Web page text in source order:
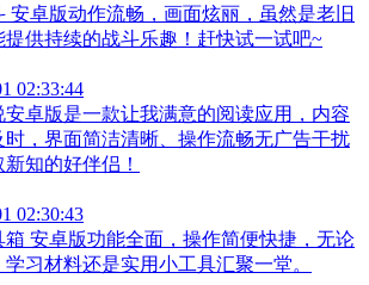
安卓版动作流畅，画面炫丽，虽然是老旧
提供持续的战斗乐趣！赶快试一试吧~
02:33:44
安卓版是一款让我满意的阅读应用，内容
时，界面简洁清晰、操作流畅无广告干扰
知的好伴侣！
02:30:43
箱 安卓版功能全面，操作简便快捷，无论
习材料还是实用小工具汇聚一堂。